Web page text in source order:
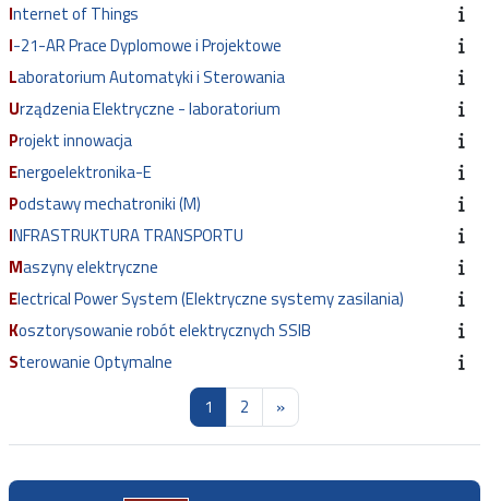
Internet of Things
I-21-AR Prace Dyplomowe i Projektowe
Laboratorium Automatyki i Sterowania
Urządzenia Elektryczne - laboratorium
Projekt innowacja
Energoelektronika-E
Podstawy mechatroniki (M)
INFRASTRUKTURA TRANSPORTU
Maszyny elektryczne
Electrical Power System (Elektryczne systemy zasilania)
Kosztorysowanie robót elektrycznych SSIB
Sterowanie Optymalne
1 Strona 1
2 Strona 2
»Następna strona